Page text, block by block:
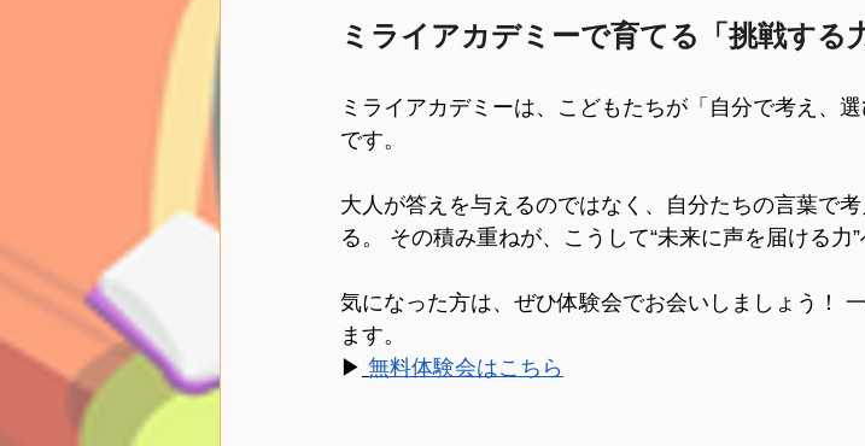
ミライアカデミーで育てる「挑戦する
ミライアカデミーは、こどもたちが「自分で考え、
です。
大人が答えを与えるのではなく、自分たちの言葉で
る。 その積み重ねが、こうして“未来に声を届ける力
気になった方は、ぜひ体験会でお会いしましょう！
ます。
▶︎ 無料体験会はこちら